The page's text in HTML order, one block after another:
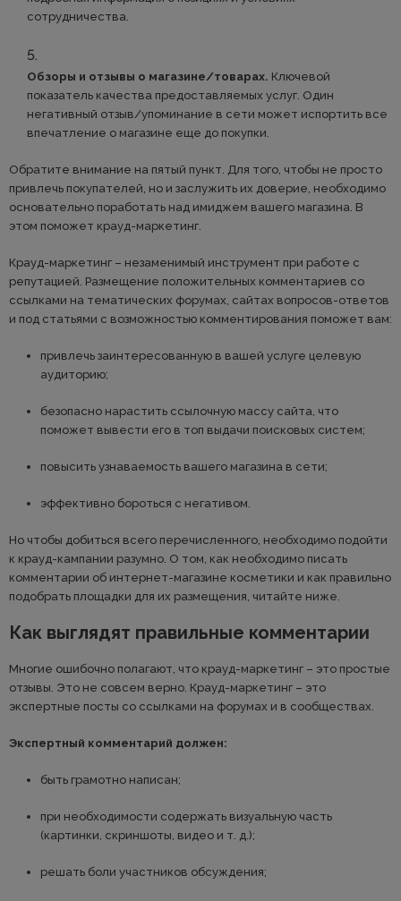
сотрудничества.
Обзоры и отзывы о магазине/товарах. Ключевой
показатель качества предоставляемых услуг. Один
негативный отзыв/упоминание в сети может испортить все
впечатление о магазине еще до покупки.
Обратите внимание на пятый пункт. Для того, чтобы не просто
привлечь покупателей, но и заслужить их доверие, необходимо
основательно поработать над имиджем вашего магазина. В
этом поможет крауд-маркетинг.
Крауд-маркетинг – незаменимый инструмент при работе с
репутацией. Размещение положительных комментариев со
ссылками на тематических форумах, сайтах вопросов-ответов
и под статьями с возможностью комментирования поможет вам:
привлечь заинтересованную в вашей услуге целевую
аудиторию;
безопасно нарастить ссылочную массу сайта, что
поможет вывести его в топ выдачи поисковых систем;
повысить узнаваемость вашего магазина в сети;
эффективно бороться с негативом.
Но чтобы добиться всего перечисленного, необходимо подойти
к крауд-кампании разумно. О том, как необходимо писать
комментарии об интернет-магазине косметики и как правильно
подобрать площадки для их размещения, читайте ниже.
Как выглядят правильные комментарии
Многие ошибочно полагают, что крауд-маркетинг – это простые
отзывы. Это не совсем верно. Крауд-маркетинг – это
экспертные посты со ссылками на форумах и в сообществах.
Экспертный комментарий должен:
быть грамотно написан;
при необходимости содержать визуальную часть
(картинки, скриншоты, видео и т. д.);
решать боли участников обсуждения;